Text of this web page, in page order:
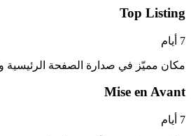
Top Listing
7 أيام
مكان مميّز في صدارة الصفحة الرئيسية
Mise en Avant
7 أيام